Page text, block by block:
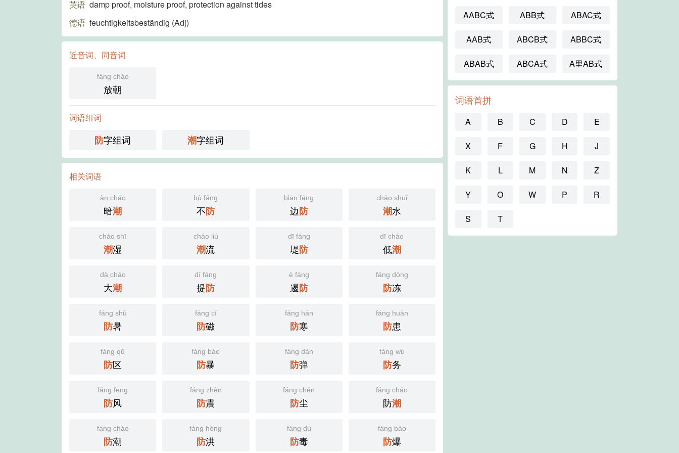
英语 damp proof, moisture proof, protection against tides
德语 feuchtigkeitsbeständig (Adj)​
近音词、同音词
fàng cháo
放朝
词语组词
防字组词 潮字组词
相关词语
àn cháo
暗潮
bù fáng
不防
biān fáng
边防
cháo shuǐ
潮水
cháo shī
潮湿
cháo liú
潮流
dī fáng
堤防
dī cháo
低潮
dà cháo
大潮
dī fáng
提防
è fáng
遏防
fáng dòng
防冻
fáng shǔ
防暑
fáng cí
防磁
fáng hán
防寒
fáng huàn
防患
fáng qū
防区
fáng bào
防暴
fáng dàn
防弹
fáng wù
防务
fáng fēng
防风
fáng zhèn
防震
fáng chén
防尘
fáng cháo
防潮
fáng cháo
防潮
fáng hóng
防洪
fáng dú
防毒
fáng bào
防爆
AABC式 ABB式 ABAC式
AAB式 ABCB式 ABBC式
ABAB式 ABCA式 A里AB式
词语首拼
A B C D E
X F G H J
K L M N Z
Y O W P R
S T